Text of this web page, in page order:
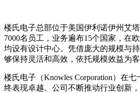
楼氏电子总部位于美国伊利诺伊州艾
7000名员工，业务遍布15个国家，在
均设有设计中心。凭借庞大的规模与
够保持灵活和高效，依托规模效益为
楼氏电子（Knowles Corporation）在
终表现卓越。公司不断推动行业创新